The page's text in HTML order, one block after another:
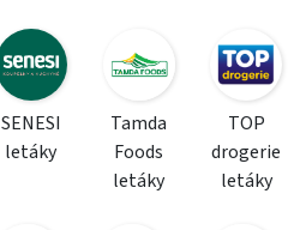
SENESI
letáky
Tamda
Foods
letáky
TOP
drogerie
letáky